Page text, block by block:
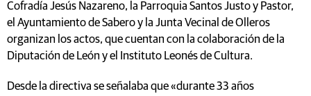
Cofradía Jesús Nazareno, la Parroquia Santos Justo y Pastor,
el Ayuntamiento de Sabero y la Junta Vecinal de Olleros
organizan los actos, que cuentan con la colaboración de la
Diputación de León y el Instituto Leonés de Cultura.
Desde la directiva se señalaba que «durante 33 años